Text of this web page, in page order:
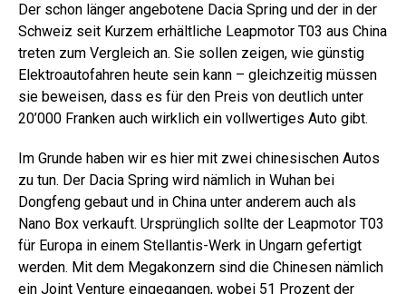
Der schon länger angebotene Dacia Spring und der in der
Schweiz seit Kurzem erhältliche Leapmotor T03 aus China
treten zum Vergleich an. Sie sollen zeigen, wie günstig
Elektroautofahren heute sein kann – gleichzeitig müssen
sie beweisen, dass es für den Preis von deutlich unter
20’000 Franken auch wirklich ein vollwertiges Auto gibt.
Im Grunde haben wir es hier mit zwei chinesischen Autos
zu tun. Der Dacia Spring wird nämlich in Wuhan bei
Dongfeng gebaut und in China unter anderem auch als
Nano Box verkauft. Ursprünglich sollte der Leapmotor T03
für Europa in einem Stellantis-Werk in Ungarn gefertigt
werden. Mit dem Megakonzern sind die Chinesen nämlich
ein Joint Venture eingegangen, wobei 51 Prozent der